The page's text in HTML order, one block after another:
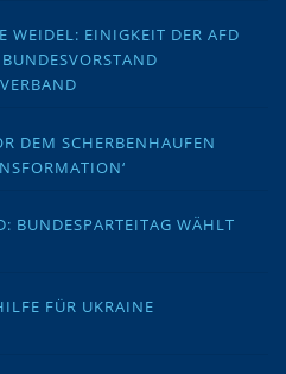
WEIDEL: EINIGKEIT DER AFD
DEM SCHERBENHAUFEN
BUNDESPARTEITAG WÄHLT
FÜR UKRAINE